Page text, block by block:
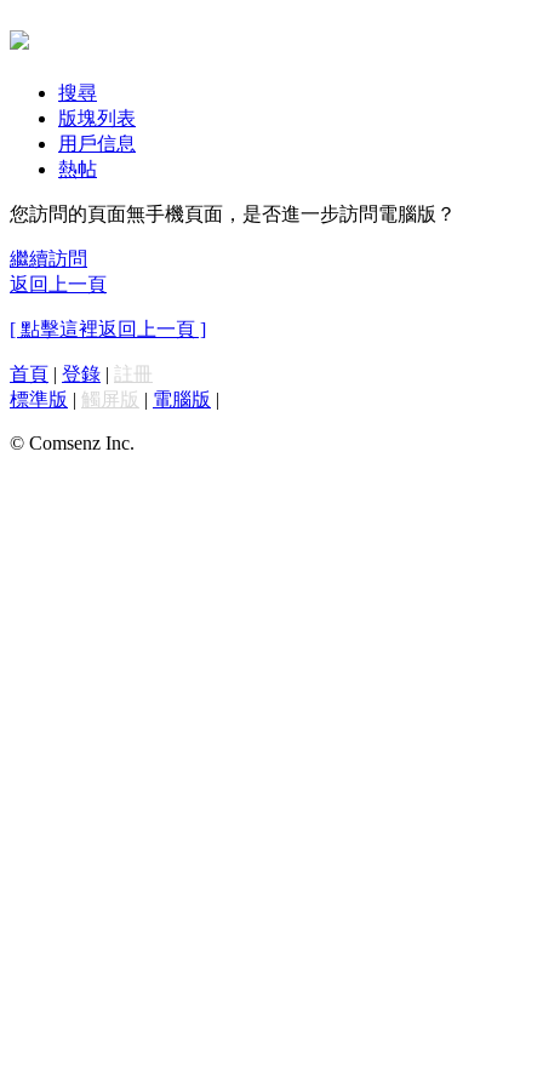
搜尋
版塊列表
用戶信息
熱帖
您訪問的頁面無手機頁面，是否進一步訪問電腦版？
繼續訪問
返回上一頁
[ 點擊這裡返回上一頁 ]
首頁 | 登錄 | 註冊
標準版 | 觸屏版 | 電腦版 |
© Comsenz Inc.